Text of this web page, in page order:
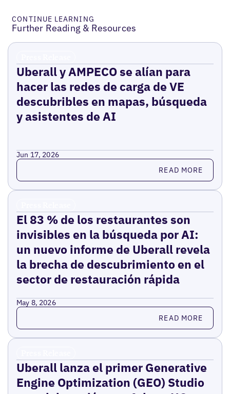
CONTINUE LEARNING
Further Reading & Resources
Uberall y AMPECO se alían para
hacer las redes de carga de VE
descubribles en mapas, búsqueda
y asistentes de AI
Jun 17, 2026
Read more READ MORE
El 83 % de los restaurantes son
invisibles en la búsqueda por AI:
un nuevo informe de Uberall revela
la brecha de descubrimiento en el
sector de restauración rápida
May 8, 2026
Read more READ MORE
Uberall lanza el primer Generative
Engine Optimization (GEO) Studio